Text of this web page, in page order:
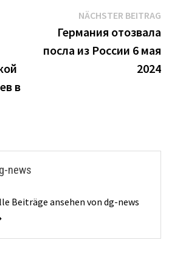
в
NÄCHSTER BEITRAG
Германия отозвала
посла из России 6 мая
2024
news
Beiträge ansehen von dg-news